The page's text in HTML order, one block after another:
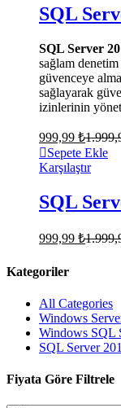
SQL
SQL Server
sağlam
güvenceye
sağlayarak
izinlerinin
999,99 ₺
Sepete Ekle
Karşılaştır
SQL
999,99 ₺
Kategoriler
All Categories
Windows
Windows SQL
SQL Server
Fiyata Göre Filtrele